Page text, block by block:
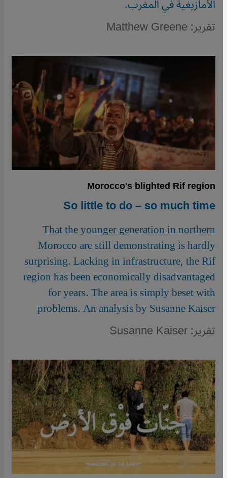
الأمازيغية في المغرب.
تقرير: Matthew Greene
Morocco's blighted Rif region
So little to do – so much time
That the younger generation in northern
Morocco are still demonstrating is hardly
surprising. Lacking in infrastructure, the Rif
region has been economically disadvantaged
for years. The area is simply beset with
problems. An analysis by Susanne Kaiser
تقرير: Susanne Kaiser